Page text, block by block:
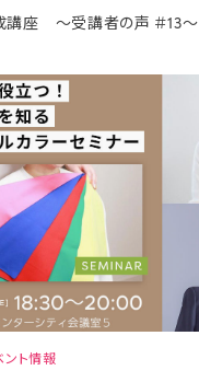
講座 ～受講者の声 ＃13～
ント情報